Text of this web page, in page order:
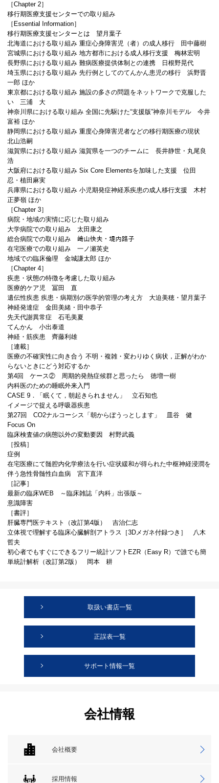
［Chapter 2］
移行期医療支援センターでの取り組み
［Essential Information］
移行期医療支援センターとは 望月葉子
北海道における取り組み 重症心身障害児（者）の成人移行 田中藤樹
宮城県における取り組み 地方都市における成人移行支援 梅林宏明
長野県における取り組み 難病医療提供体制との連携 日根野晃代
埼玉県における取り組み 先行例としてのてんかん患児の移行 浜野晋
一郎 ほか
東京都における取り組み 施設の多さの問題をネットワークで克服した
い 三浦 大
神奈川県における取り組み 全国に先駆けた“支援版”神奈川モデル 今井
富裕 ほか
静岡県における取り組み 重度心身障害児者などの移行期医療の現状
北山浩嗣
滋賀県における取り組み 滋賀県を一つのチームに 長井静世・丸尾良
浩
大阪府における取り組み Six Core Elementsを加味した支援 位田
忍・植田麻実
兵庫県における取り組み 小児期発症神経系疾患の成人移行支援 木村
正夢嶺 ほか
［Chapter 3］
病院・地域の実情に応じた取り組み
大学病院での取り組み 太田康之
総合病院での取り組み 﨑山快夫・堤内路子
在宅医療での取り組み 一ノ瀬英史
地域での臨床倫理 金城謙太郎 ほか
［Chapter 4］
疾患・状態の特徴を考慮した取り組み
医療的ケア児 冨田 直
遺伝性疾患 疾患・病期別の医学的管理の考え方 大迫美穂・望月葉子
神経発達症 金田美緒・田中恭子
先天代謝異常症 石毛美夏
てんかん 小出泰道
神経・筋疾患 齊藤利雄
［連載］
医療の不確実性に向き合う 不明・複雑・変わりゆく病状，正解がわか
らないときにどう対応するか
第4回 ケース② 周期的発熱症候群と思ったら 徳増一樹
内科医のための睡眠外来入門
CASE 9．「眠くて，朝起きられません」 立石知也
イメージで捉える呼吸器疾患
第27回 CO2ナルコーシス「朝からぼうっとします」 皿谷 健
Focus On
臨床検査値の病態以外の変動要因 村野武義
［投稿］
症例
在宅医療にて髄腔内化学療法を行い症状緩和が得られた中枢神経浸潤を
伴う急性骨髄性白血病 宮下直洋
［記事］
最新の臨床WEB ～臨床雑誌「内科」出張版～
意識障害
［書評］
肝臓専門医テキスト（改訂第4版） 吉治仁志
立体視で理解する臨床心臓解剖アトラス［3Dメガネ付録つき］ 八木
哲夫
初心者でもすぐにできるフリー統計ソフトEZR（Easy R）で誰でも簡
単統計解析（改訂第2版） 岡本 耕
取扱い書店一覧
正誤表一覧
サポート情報一覧
会社情報
会社概要
採用情報